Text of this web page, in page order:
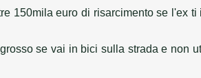
150mila euro di risarcimento se l'ex
se vai in bici sulla strada e non